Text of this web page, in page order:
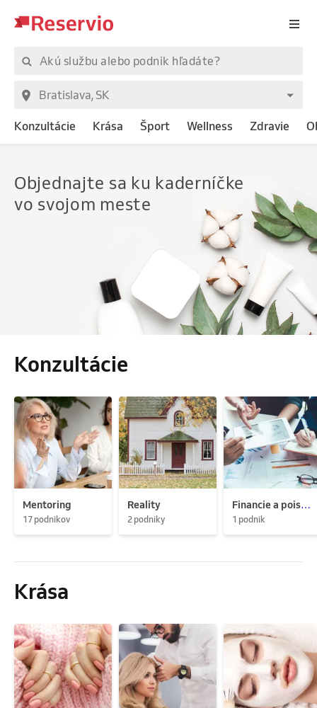
Konzultácie Krása Šport Wellness Zdravie
Objednajte sa ku kaderníčke
vo svojom meste
Konzultácie
Mentoring
17 podnikov
Reality
2 podniky
Financie a poistenie
1 podnik
Krása